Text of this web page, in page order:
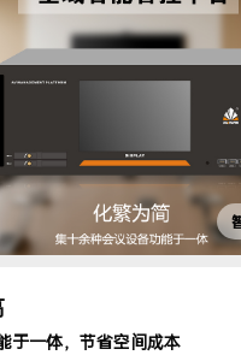
于一体，节省空间成本